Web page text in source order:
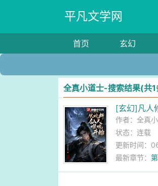
平凡文学网
首页 玄幻
全真小道士-搜索结果(共1
[玄幻]凡人
作者：全真
状态：连载
更新时间：
最新章节：